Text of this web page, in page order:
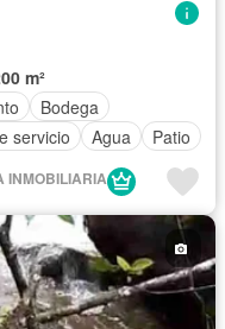
m²
Bodega
servicio Agua
Patio
INMOBILIARIA